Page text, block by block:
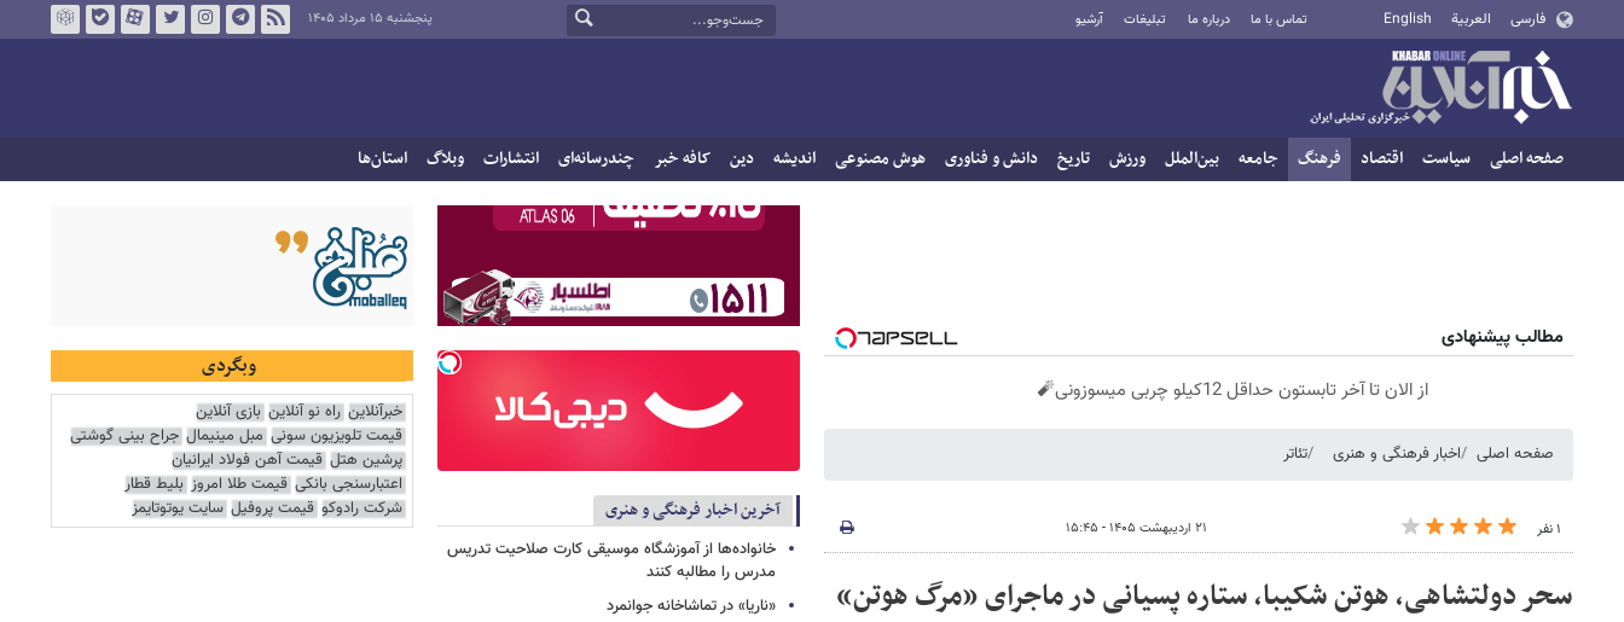
فارسی العربية English تماس با ما درباره ما تبلیغات آرشیو پنجشنبه ۱۵ مرداد ۱۴۰۵
صفحه اصلی سیاست اقتصاد فرهنگ جامعه بین‌الملل ورزش تاریخ دانش و فناوری هوش مصنوعی اندیشه دین کافه خبر چندرسانه‌ای انتشارات وبلاگ استان‌ها
مطالب پیشنهادی
از الان تا آخر تابستون حداقل 12کیلو چربی میسوزونی🧨
صفحه اصلی اخبار فرهنگی و هنری تئاتر
۱ نفر ۲۱ اردیبهشت ۱۴۰۵ - ۱۵:۴۵
سحر دولتشاهی، هوتن شکیبا، ستاره پسیانی در ماجرای «مرگ هوتن»
آخرین اخبار فرهنگی و هنری
خانواده‌ها از آموزشگاه موسیقی کارت صلاحیت تدریس
مدرس را مطالبه کنند
«ناریا» در تماشاخانه جوانمرد
وبگردی
خبرآنلاین راه نو آنلاین بازی آنلاین
قیمت تلویزیون سونی مبل مینیمال جراح بینی گوشتی
پرشین هتل قیمت آهن فولاد ایرانیان
اعتبارسنجی بانکی قیمت طلا امروز بلیط قطار
شرکت رادوکو قیمت پروفیل سایت یوتوتایمز